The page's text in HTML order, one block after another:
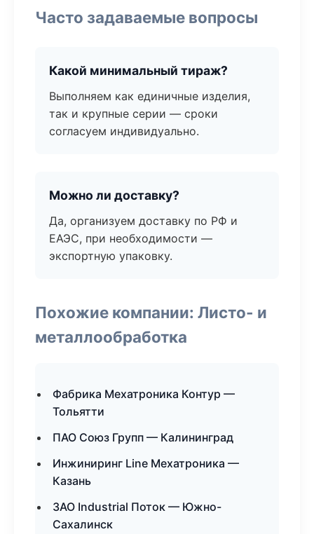
Часто задаваемые вопросы
Какой минимальный тираж?
Выполняем как единичные изделия,
так и крупные серии — сроки
согласуем индивидуально.
Можно ли доставку?
Да, организуем доставку по РФ и
ЕАЭС, при необходимости —
экспортную упаковку.
Похожие компании: Листо- и
металлообработка
Фабрика Мехатроника Контур —
Тольятти
ПАО Союз Групп — Калининград
Инжиниринг Line Мехатроника —
Казань
ЗАО Industrial Поток — Южно-
Сахалинск